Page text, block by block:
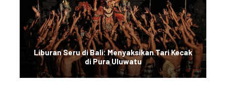
Liburan Seru di Bali: Menyaksikan Tari Kecak
di Pura Uluwatu